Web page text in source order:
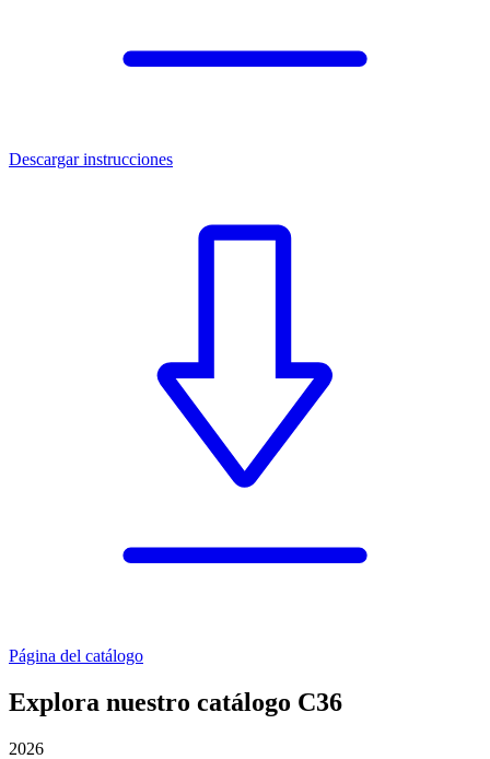
Descargar instrucciones
Página del catálogo
Explora nuestro catálogo C36
2026